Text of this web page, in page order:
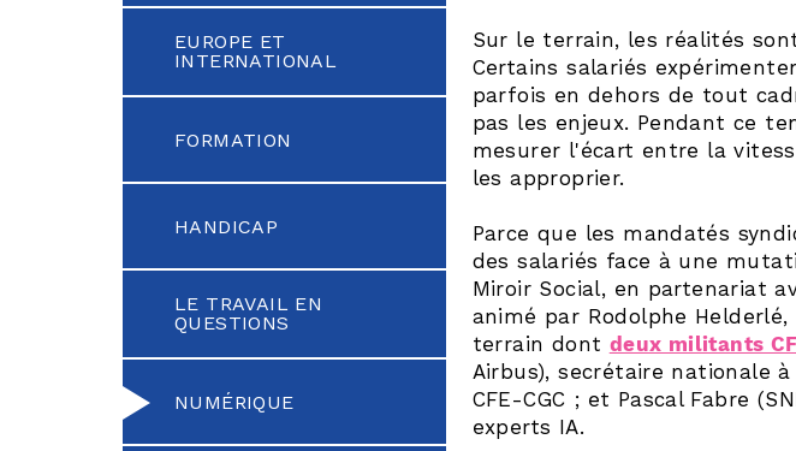
EUROPE ET
INTERNATIONAL
FORMATION
HANDICAP
LE TRAVAIL EN
QUESTIONS
NUMÉRIQUE
Sur le terrain, les réalités
Certains salariés
parfois en dehors de tout
pas les enjeux. Pendant ce
mesurer l'écart entre la
les approprier.
Parce que les mandatés
des salariés face à une
Miroir Social, en partenariat
animé par Rodolphe
terrain dont deux militants
Airbus), secrétaire nationale
CFE-CGC ; et Pascal Fabre
experts IA.